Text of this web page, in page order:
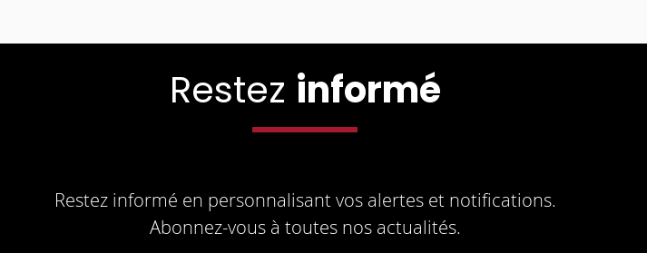
Restez informé
Restez informé en personnalisant vos alertes et notifications.
Abonnez-vous à toutes nos actualités.